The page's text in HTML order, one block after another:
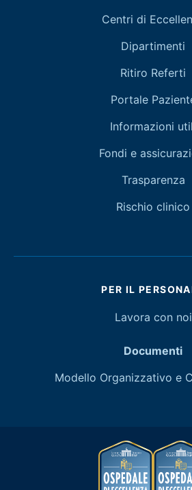
Centri di
Dipartimenti
Ritiro Referti
Portale
Informazioni
Fondi e
Trasparenza
Rischio clinico
PER IL
Lavora con noi
Documenti
Modello Organizzativo e